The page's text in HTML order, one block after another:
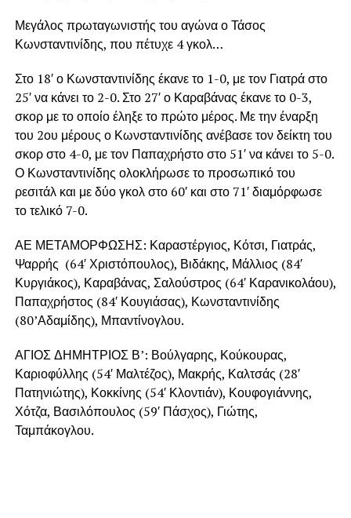
Μεγάλος πρωταγωνιστής του αγώνα ο Τάσος
Κωνσταντινίδης, που πέτυχε 4 γκολ…
Στο 18′ ο Κωνσταντινίδης έκανε το 1-0, με τον Γιατρά στο
25′ να κάνει το 2-0. Στο 27′ ο Καραβάνας έκανε το 0-3,
σκορ με το οποίο έληξε το πρώτο μέρος. Με την έναρξη
του 2ου μέρους ο Κωνσταντινίδης ανέβασε τον δείκτη του
σκορ στο 4-0, με τον Παπαχρήστο στο 51′ να κάνει το 5-0.
Ο Κωνσταντινίδης ολοκλήρωσε το προσωπικό του
ρεσιτάλ και με δύο γκολ στο 60′ και στο 71′ διαμόρφωσε
το τελικό 7-0.
ΑΕ ΜΕΤΑΜΟΡΦΩΣΗΣ: Καραστέργιος, Κότσι, Γιατράς,
Ψαρρής (64′ Χριστόπουλος), Βιδάκης, Μάλλιος (84′
Κυργιάκος), Καραβάνας, Σαλούστρος (64′ Καρανικολάου),
Παπαχρήστος (84′ Κουγιάσας), Κωνσταντινίδης
(80’Αδαμίδης), Μπαντίνογλου.
ΑΓΙΟΣ ΔΗΜΗΤΡΙΟΣ Β’: Βούλγαρης, Κούκουρας,
Καριοφύλλης (54′ Μαλτέζος), Μακρής, Καλτσάς (28′
Πατηνιώτης), Κοκκίνης (54′ Κλοντιάν), Κουφογιάννης,
Χότζα, Βασιλόπουλος (59′ Πάσχος), Γιώτης,
Ταμπάκογλου.